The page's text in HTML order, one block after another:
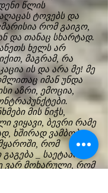
წლის
ტოვებს და
რომ გაიგო,
და თანაც სხარტად.
ხელს არ
მაგრამ, რა
ის და არა მე! მე
იმან უნდა
აზრი, ემოცია,
მის ნიჭს,
ვიყავი, ბევრი რამე
ხშირად ვამბობთ
რომ
_ საეტაპო
ვარ მოხარული, რომ